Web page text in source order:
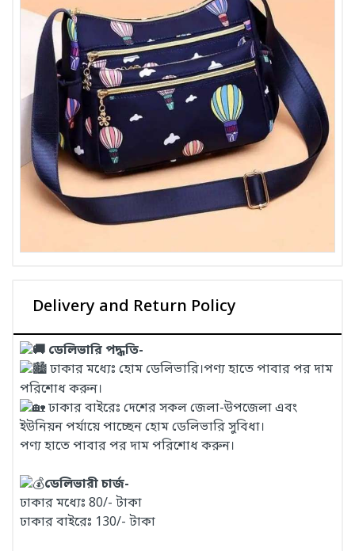
Delivery and Return Policy
ডেলিভারি পদ্ধতি-
ঢাকার মধ্যেঃ হোম ডেলিভারি।পণ্য হাতে পাবার পর দাম
পরিশোধ করুন।
ঢাকার বাইরেঃ দেশের সকল জেলা-উপজেলা এবং
ইউনিয়ন পর্যায়ে পাচ্ছেন হোম ডেলিভারি সুবিধা।
পণ্য হাতে পাবার পর দাম পরিশোধ করুন।
ডেলিভারী চার্জ-
ঢাকার মধ্যেঃ 80/- টাকা
ঢাকার বাইরেঃ 130/- টাকা